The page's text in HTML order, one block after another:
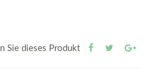
Sie dieses Produkt